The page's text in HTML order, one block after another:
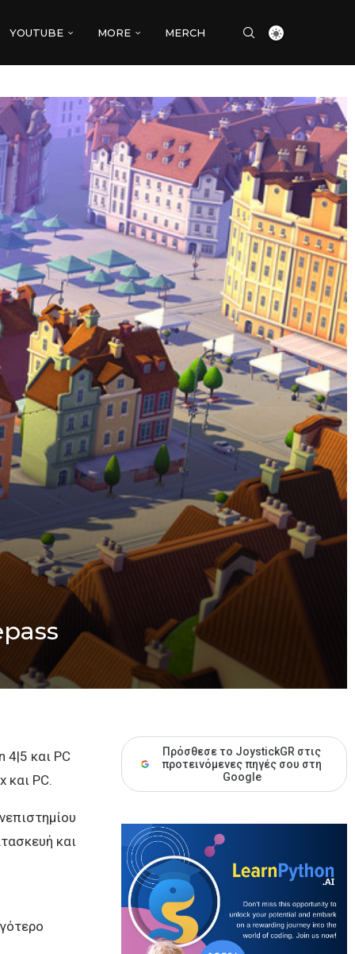
YOUTUBE MORE MERCH
4|5 και PC
και PC.
και
Πρόσθεσε το JoystickGR στις
προτεινόμενες πηγές σου στη
Google